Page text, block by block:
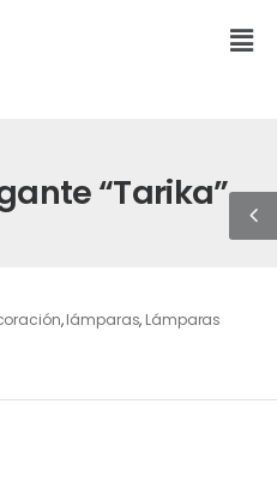
“Tarika”
,lámparas, Lámparas